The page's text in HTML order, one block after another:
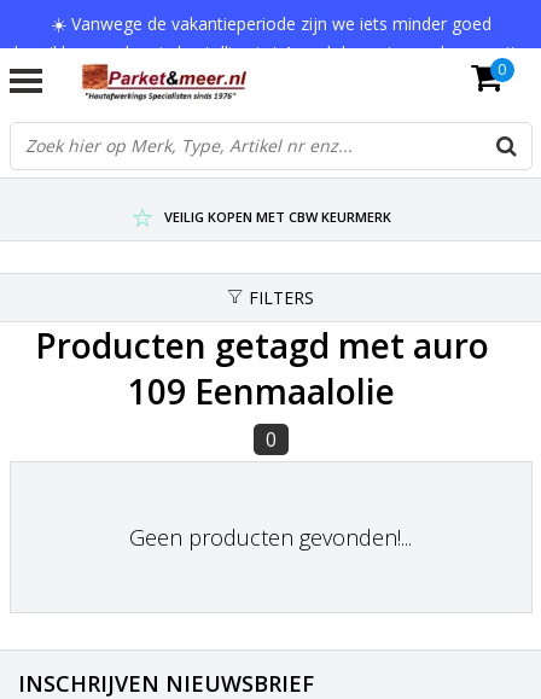
☀️ Vanwege de vakantieperiode zijn we iets minder goed
bereikbaar en kan je bestelling tot 1 werkdag extra onderweg zijn.
Bedankt voor je begrip!
VERZENDKOSTEN € 7,95 (GRATIS VA €75,-)
SCHERPSTE PRIJZEN TOT WEL 75% KORTING !
VEILIG KOPEN MET CBW KEURMERK
0
FILTERS
Producten getagd met auro
109 Eenmaalolie
0
Geen producten gevonden!...
INSCHRIJVEN NIEUWSBRIEF